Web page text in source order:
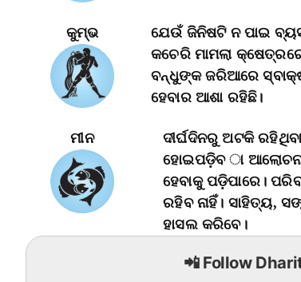
କୁମ୍ଭ
ଯେଉଁ ଜିନିଷଟି ନ ପାଇ
କଚେରି ମାମଲା
ବନ୍ଧୁଙ୍କ ଜରିଆରେ
ହେବାର ଆଶା ରହିଛି।
ମୀନ
ଦୀର୍ଘଦିନରୁ ଅଟକି
ହୋଇପଡ଼ିବ ା ଆଲୋଚନା
ହେବାକୁ ପଡ଼ିପାରେ।
ରହିବ ନାହିଁ। ସାହିତ୍ୟ,
ହାସଲ କରିବେ।
📲 Follow